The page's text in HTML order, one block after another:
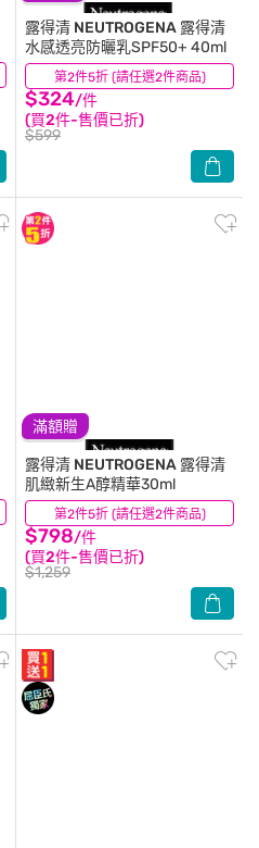
第2件5折 (請任選2件商品)
露得清 NEUTROGENA 露得清
水感透亮防曬乳SPF50+ 40ml
$324/件
(買2件-售價已折)
$599
(5)
滿額贈
第2件5折 (請任選2件商品)
露得清 NEUTROGENA 露得清
肌緻新生A醇精華30ml
$798/件
(買2件-售價已折)
$1,259
(50)